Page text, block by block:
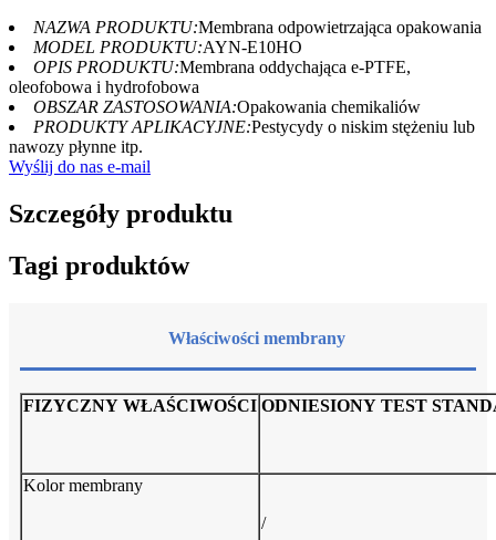
NAZWA PRODUKTU:Membrana odpowietrzająca opakowania
MODEL PRODUKTU:AYN-E10HO
OPIS PRODUKTU:Membrana oddychająca e-PTFE,
oleofobowa i hydrofobowa
OBSZAR ZASTOSOWANIA:Opakowania chemikaliów
PRODUKTY APLIKACYJNE:Pestycydy o niskim stężeniu lub
nawozy płynne itp.
Wyślij do nas e-mail
Szczegóły produktu
Tagi produktów
Właściwości membrany
FIZYCZNY WŁAŚCIWOŚCI ODNIESIONY TEST STAN
Kolor membrany
/